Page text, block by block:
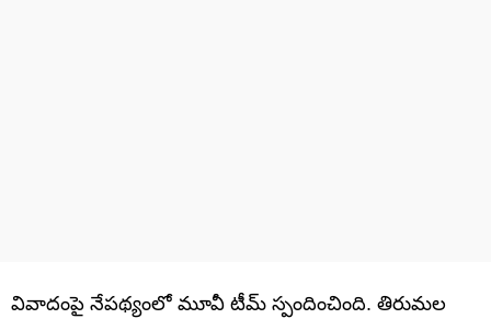
వివాదంపై నేపథ్యంలో మూవీ టీమ్ స్పందించింది. తిరుమల